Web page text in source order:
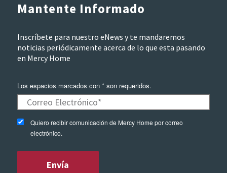
Mantente Informado
Inscríbete para nuestro eNews y te mandaremos
noticias periódicamente acerca de lo que esta pasando
en Mercy Home
Los espacios marcados con * son requeridos.
Quiero recibir comunicación de Mercy Home por correo
electrónico.